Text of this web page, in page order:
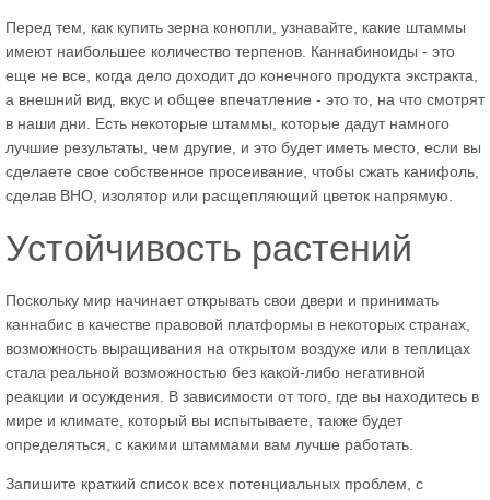
Перед тем, как купить зерна конопли, узнавайте, какие штаммы
имеют наибольшее количество терпенов. Каннабиноиды - это
еще не все, когда дело доходит до конечного продукта экстракта,
а внешний вид, вкус и общее впечатление - это то, на что смотрят
в наши дни. Есть некоторые штаммы, которые дадут намного
лучшие результаты, чем другие, и это будет иметь место, если вы
сделаете свое собственное просеивание, чтобы сжать канифоль,
сделав BHO, изолятор или расщепляющий цветок напрямую.
Устойчивость растений
Поскольку мир начинает открывать свои двери и принимать
каннабис в качестве правовой платформы в некоторых странах,
возможность выращивания на открытом воздухе или в теплицах
стала реальной возможностью без какой-либо негативной
реакции и осуждения. В зависимости от того, где вы находитесь в
мире и климате, который вы испытываете, также будет
определяться, с какими штаммами вам лучше работать.
Запишите краткий список всех потенциальных проблем, с